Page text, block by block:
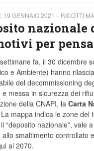
19 GENNAIO 2021 RICOTTI
per
fa, il 30 dicembre
e Ambiente) hanno
del decommissioning
e messa in sicurezza dei
della CNAPI, la Carta
mappa indica le zone del
“deposito nazionale”, vale
allo smaltimento controllato
al 2070.